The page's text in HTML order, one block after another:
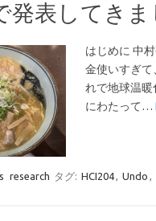
発表してきま
はじめに 中
金使いすぎ
れで地球温暖
にわたって…
research タグ: HCI204, Undo ,